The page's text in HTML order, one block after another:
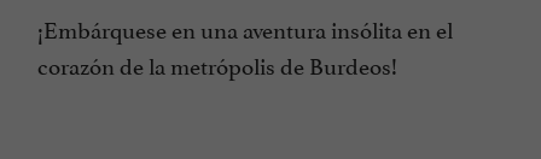
¡Embárquese en una aventura insólita en el
corazón de la metrópolis de Burdeos!